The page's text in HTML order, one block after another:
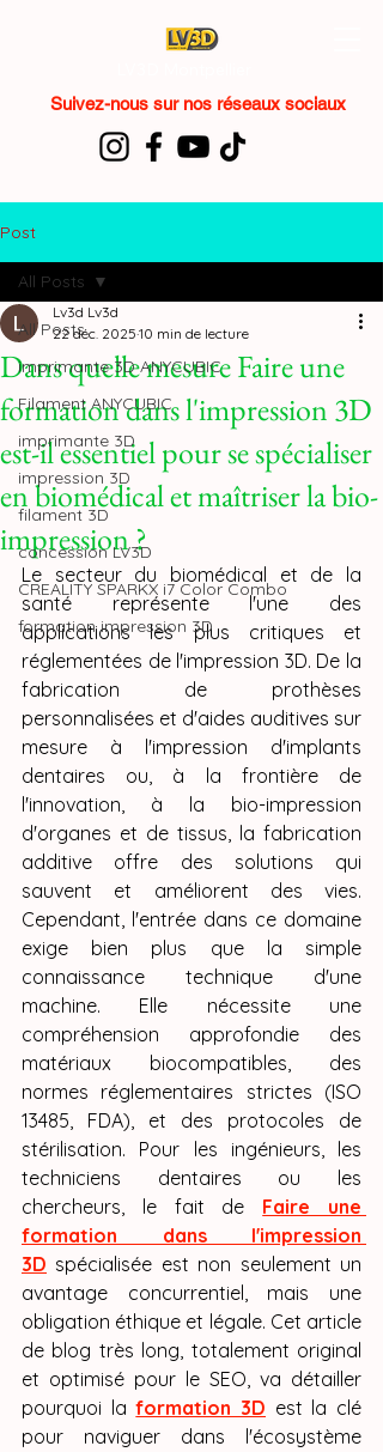
Suivez-nous sur nos réseaux sociaux
Post
All Posts
imprimante 3D ANYCUBIC
Filament ANYCUBIC
imprimante 3D
impression 3D
filament 3D
concession LV3D
CREALITY SPARKX i7 Color Combo
formation impression 3D
All Posts
Dans quelle mesure Faire une
formation dans l'impression 3D
est-il essentiel pour se spécialiser
en biomédical et maîtriser la bio-
impression ?
Lv3d Lv3d
22 déc. 2025 10 min de lecture
Le secteur du biomédical et de la
santé représente l'une des
applications les plus critiques et
réglementées de l'impression 3D. De la
fabrication de prothèses
personnalisées et d'aides auditives sur
mesure à l'impression d'implants
dentaires ou, à la frontière de
l'innovation, à la bio-impression
d'organes et de tissus, la fabrication
additive offre des solutions qui
sauvent et améliorent des vies.
Cependant, l'entrée dans ce domaine
exige bien plus que la simple
connaissance technique d'une
machine. Elle nécessite une
compréhension approfondie des
matériaux biocompatibles, des
normes réglementaires strictes (ISO
13485, FDA), et des protocoles de
stérilisation. Pour les ingénieurs, les
techniciens dentaires ou les
chercheurs, le fait de Faire une
formation dans l'impression
3D spécialisée est non seulement un
avantage concurrentiel, mais une
obligation éthique et légale. Cet article
de blog très long, totalement original
et optimisé pour le SEO, va détailler
pourquoi la formation 3D est la clé
pour naviguer dans l'écosystème